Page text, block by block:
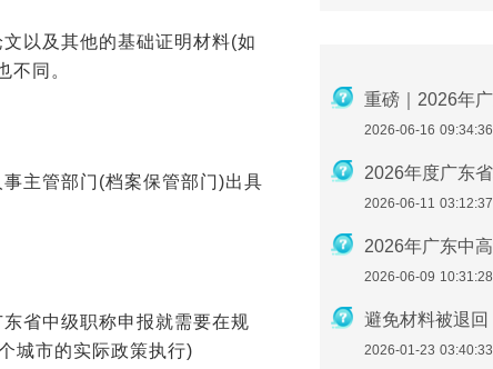
以及其他的基础证明材料(如
不同。
主管部门(档案保管部门)出具
省中级职称申报就需要在规
城市的实际政策执行)
2026-06-16 09:34:36
2026-06-11 03:12:37
2026-06-09 10:31:28
2026-01-23 03:40:33
2026-01-08 09:30:02 来源:空格职称